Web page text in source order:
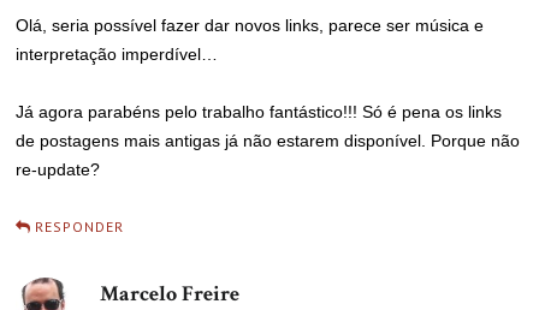
Olá, seria possível fazer dar novos links, parece ser música e
interpretação imperdível…
Já agora parabéns pelo trabalho fantástico!!! Só é pena os links
de postagens mais antigas já não estarem disponível. Porque não
re-update?
RESPONDER
Marcelo Freire